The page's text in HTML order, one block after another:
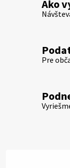
Ako
Pre